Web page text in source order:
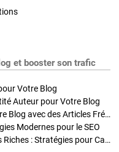
et booster son trafic
Votre Blog
Auteur pour Votre Blog
Stratégies de Publication : Boostez Votre Blog avec des Articles Fréquents et Exclusifs
Modernes pour le SEO
Enrichir Vos Articles avec des Contenus Riches : Stratégies pour Captiver et Optimiser